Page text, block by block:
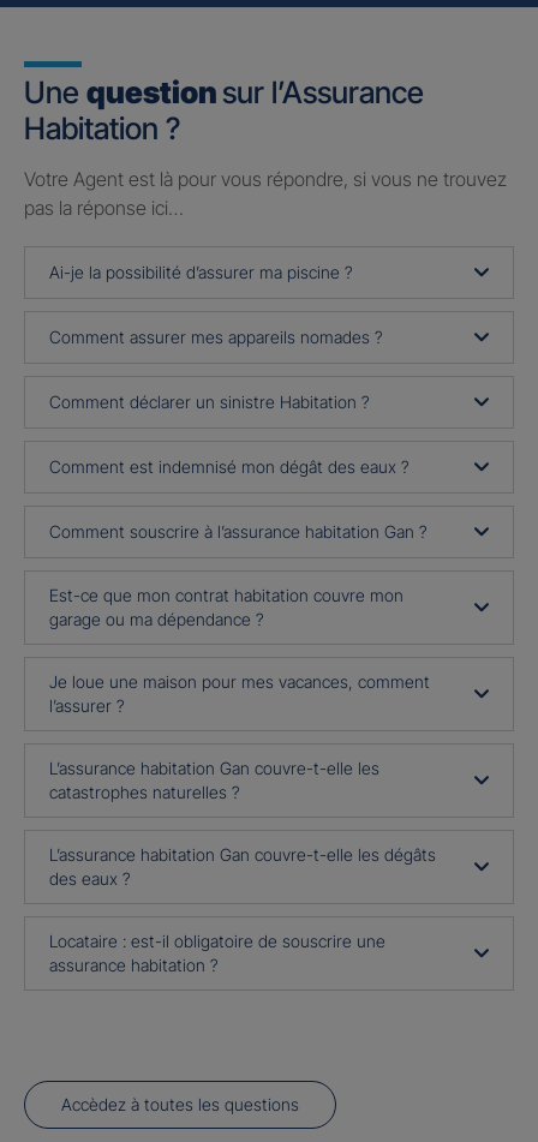
Une question sur l’Assurance
Habitation ?
Votre Agent est là pour vous répondre, si vous ne trouvez
pas la réponse ici…
Ai-je la possibilité d’assurer ma piscine ?
Comment assurer mes appareils nomades ?
Comment déclarer un sinistre Habitation ?
Comment est indemnisé mon dégât des eaux ?
Comment souscrire à l’assurance habitation Gan ?
Est-ce que mon contrat habitation couvre mon
garage ou ma dépendance ?
Je loue une maison pour mes vacances, comment
l’assurer ?
L’assurance habitation Gan couvre-t-elle les
catastrophes naturelles ?
L’assurance habitation Gan couvre-t-elle les dégâts
des eaux ?
Locataire : est-il obligatoire de souscrire une
assurance habitation ?
Accèdez à toutes les questions